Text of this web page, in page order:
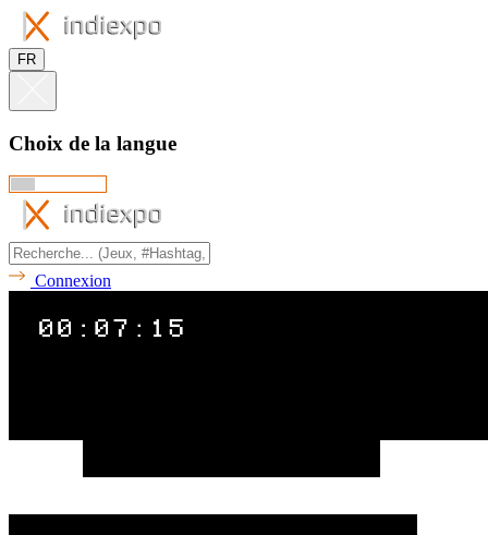
FR
Choix de la langue
Connexion